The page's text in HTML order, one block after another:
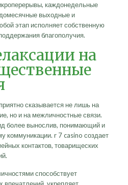
каждонедельные
выходные и
этап исполняет собственную
благополучия.
на
сказывается не лишь на
но и на межличностные связи.
более вынослив, понимающий и
коммуникации. r 7 casino создает
контактов, товарищеских
способствует